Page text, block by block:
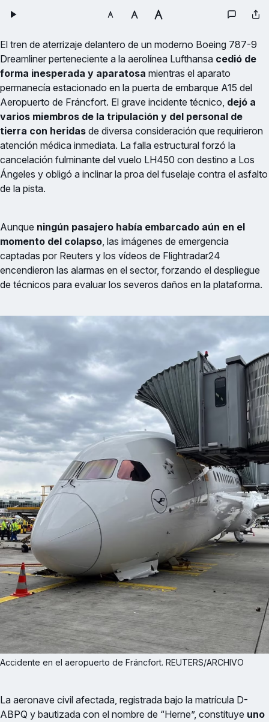
El tren de aterrizaje delantero de un moderno Boeing 787-9
Dreamliner perteneciente a la aerolínea Lufthansa cedió de
forma inesperada y aparatosa mientras el aparato
permanecía estacionado en la puerta de embarque A15 del
Aeropuerto de Fráncfort. El grave incidente técnico, dejó a
varios miembros de la tripulación y del personal de
tierra con heridas de diversa consideración que requirieron
atención médica inmediata. La falla estructural forzó la
cancelación fulminante del vuelo LH450 con destino a Los
Ángeles y obligó a inclinar la proa del fuselaje contra el asfalto
de la pista.
Aunque ningún pasajero había embarcado aún en el
momento del colapso, las imágenes de emergencia
captadas por Reuters y los vídeos de Flightradar24
encendieron las alarmas en el sector, forzando el despliegue
de técnicos para evaluar los severos daños en la plataforma.
Accidente en el aeropuerto de Fráncfort. REUTERS/ARCHIVO
La aeronave civil afectada, registrada bajo la matrícula D-
ABPQ y bautizada con el nombre de “Herne”, constituye uno